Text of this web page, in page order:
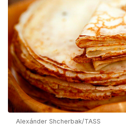
Alexánder Shcherbak/TASS